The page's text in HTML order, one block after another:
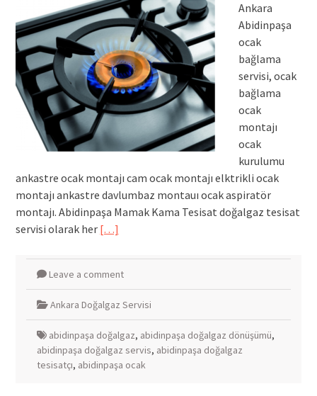
Ankara
Abidinpaşa
ocak
bağlama
servisi, ocak
bağlama
ocak
montajı
ocak
kurulumu
ankastre ocak montajı cam ocak montajı elktrikli ocak
montajı ankastre davlumbaz montauı ocak aspiratör
montajı. Abidinpaşa Mamak Kama Tesisat doğalgaz tesisat
servisi olarak her […]
Leave a comment
Ankara Doğalgaz Servisi
abidinpaşa doğalgaz, abidinpaşa doğalgaz dönüşümü,
abidinpaşa doğalgaz servis, abidinpaşa doğalgaz
tesisatçı, abidinpaşa ocak